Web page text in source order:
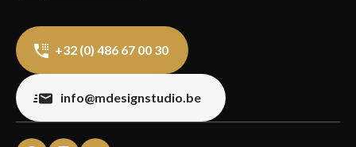
+32 (0) 486 67 00 30
info@mdesignstudio.be